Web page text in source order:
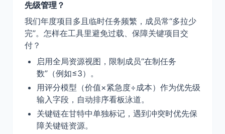
先级管理？
我们年度项目多且临时任务频繁，成员常“多拉少
完”。怎样在工具里避免过载、保障关键项目交
付？
启用全局资源视图，限制成员“在制任务
数”（例如≤3）。
用评分模型（价值×紧急度÷成本）作为优先级
输入字段，自动排序看板泳道。
关键链在甘特中单独标记，遇到冲突时优先保
障关键链资源。